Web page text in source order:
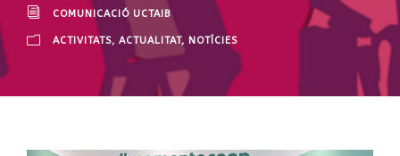
COMUNICACIÓ UCTAIB
ACTIVITATS, ACTUALITAT, NOTÍCIES